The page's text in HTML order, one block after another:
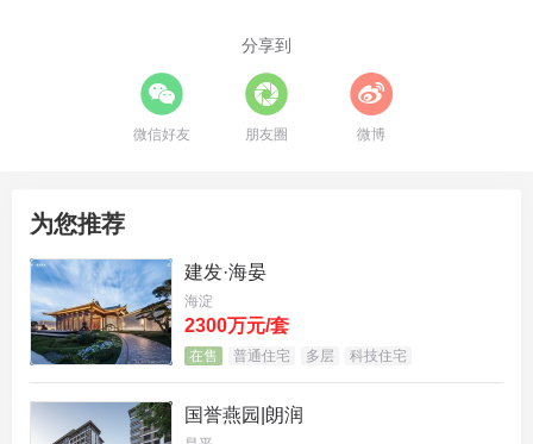
全国性头部开发商，央企国企有保利、中海、绿地、
招商和华润等，民营企业恒大、融创、世茂等。
分享到
微信好友 朋友圈 微博
为您推荐
建发·海晏
海淀
2300万元/套
在售 普通住宅 多层 科技住宅
国誉燕园|朗润